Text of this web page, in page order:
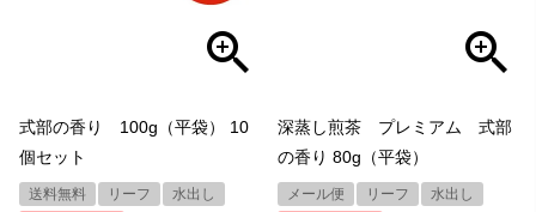
式部の香り 100g（平袋） 10
個セット
送料無料 リーフ
水出し
深蒸し煎茶 プレミアム 式部
の香り 80g（平袋）
メール便 リーフ
水出し